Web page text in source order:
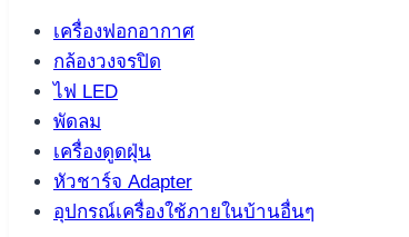
เครื่องฟอกอากาศ
กล้องวงจรปิด
ไฟ LED
พัดลม
เครื่องดูดฝุ่น
หัวชาร์จ Adapter
อุปกรณ์เครื่องใช้ภายในบ้านอื่นๆ